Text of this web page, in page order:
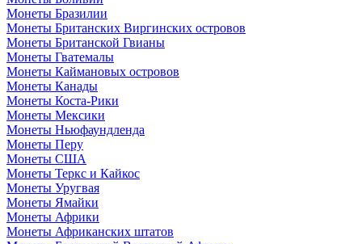
Монеты Бразилии
Монеты Британских Виргинских островов
Монеты Британской Гвианы
Монеты Гватемалы
Монеты Каймановых островов
Монеты Канады
Монеты Коста-Рики
Монеты Мексики
Монеты Ньюфаундленда
Монеты Перу
Монеты США
Монеты Теркс и Кайкос
Монеты Уругвая
Монеты Ямайки
Монеты Африки
Монеты Африканских штатов